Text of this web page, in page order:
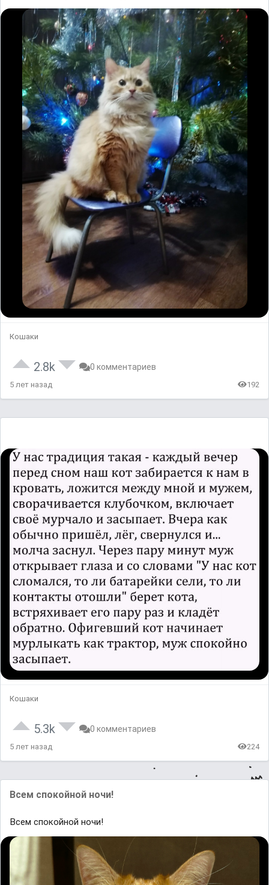
Кошаки
2.8k 0 комментариев
5 лет назад 192
Кошаки
5.3k 0 комментариев
5 лет назад 224
Всем спокойной ночи!
Всем спокойной ночи!